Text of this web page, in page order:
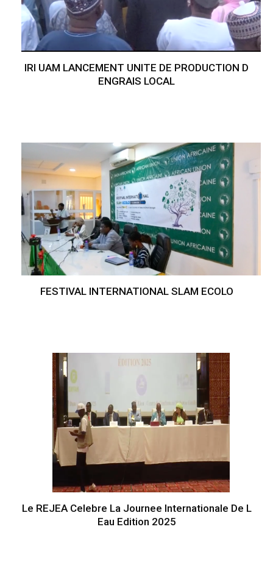
IRI UAM LANCEMENT UNITE DE PRODUCTION D
ENGRAIS LOCAL
FESTIVAL INTERNATIONAL SLAM ECOLO
Le REJEA Celebre La Journee Internationale De L
Eau Edition 2025